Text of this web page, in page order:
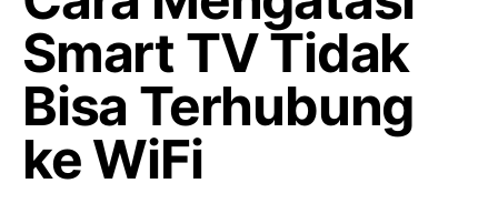
Smart TV Tidak
Bisa Terhubung
ke WiFi